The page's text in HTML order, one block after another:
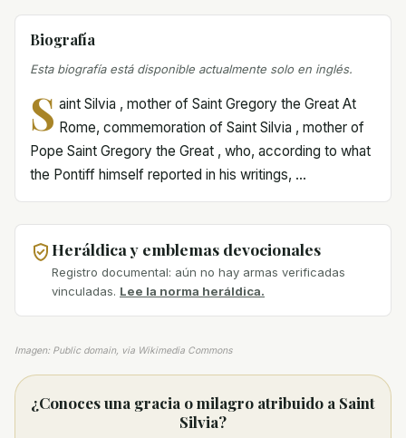
Biografía
Esta biografía está disponible actualmente solo en inglés.
S aint Silvia , mother of Saint Gregory the Great At
Rome, commemoration of Saint Silvia , mother of
Pope Saint Gregory the Great , who, according to what
the Pontiff himself reported in his writings, ...
Heráldica y emblemas devocionales
Registro documental: aún no hay armas verificadas
vinculadas. Lee la norma heráldica.
Imagen: Public domain, via Wikimedia Commons
¿Conoces una gracia o milagro atribuido a Saint
Silvia?